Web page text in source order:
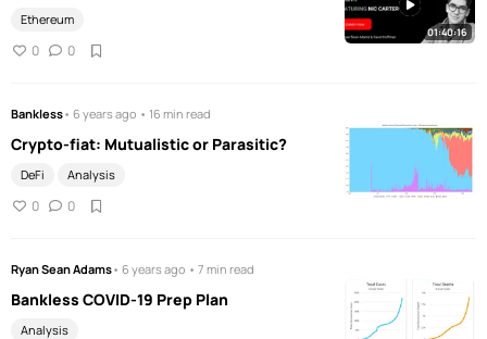
Ethereum
0 0
01:40:16
Bankless• 6 years ago • 16 min read
Crypto-fiat: Mutualistic or Parasitic?
DeFi Analysis
0 0
Ryan Sean Adams• 6 years ago • 7 min read
Bankless COVID-19 Prep Plan
Analysis